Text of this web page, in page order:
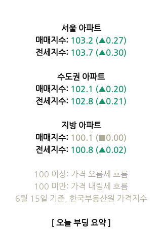
서울 아파트
매매지수: 103.2 (▲0.27)
전세지수: 103.7 (▲0.30)
수도권 아파트
매매지수: 102.1 (▲0.20)
전세지수: 102.8 (▲0.21)
지방 아파트
매매지수: 100.1 (■0.00)
전세지수: 100.8 (▲0.02)
100 이상: 가격 오름세 흐름
100 미만: 가격 내림세 흐름
6월 15일 기준, 한국부동산원 가격지수
[ 오늘 부딩 요약 ]